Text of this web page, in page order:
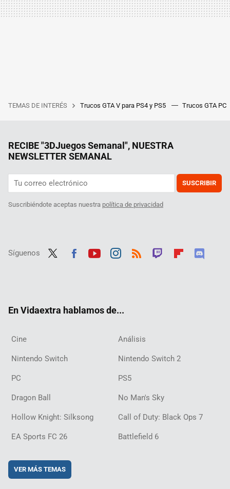
TEMAS DE INTERÉS Trucos GTA V para PS4 y PS5 Trucos GTA PC
RECIBE "3DJuegos Semanal", NUESTRA
NEWSLETTER SEMANAL
SUSCRIBIR
Suscribiéndote aceptas nuestra política de privacidad
Síguenos
En Vidaextra hablamos de...
Cine Análisis
Nintendo Switch Nintendo Switch 2
PC PS5
Dragon Ball No Man's Sky
Hollow Knight: Silksong Call of Duty: Black Ops 7
EA Sports FC 26 Battlefield 6
VER MÁS TEMAS